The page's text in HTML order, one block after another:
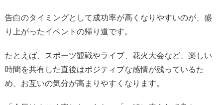
告白のタイミングとして成功率が高くなりやすいのが、盛
り上がったイベントの帰り道です。
たとえば、スポーツ観戦やライブ、花火大会など、楽しい
時間を共有した直後はポジティブな感情が残っているた
め、お互いの気分が高まりやすくなります。